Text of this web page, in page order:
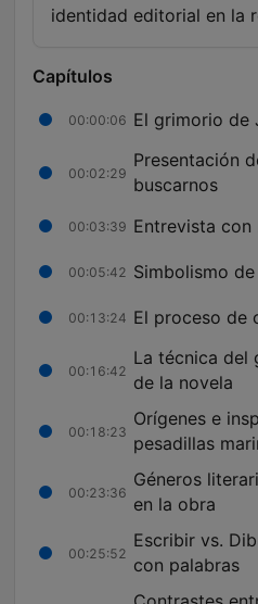
identidad editorial en la
Capítulos
00:00:06 El grimorio de
00:02:29
Presentación
buscarnos
00:03:39 Entrevista con
00:05:42 Simbolismo
00:13:24 El proceso de
00:16:42
La técnica del
de la novela
00:18:23
Orígenes e
pesadillas
00:23:36
Géneros
en la obra
00:25:52
Escribir vs.
con palabras